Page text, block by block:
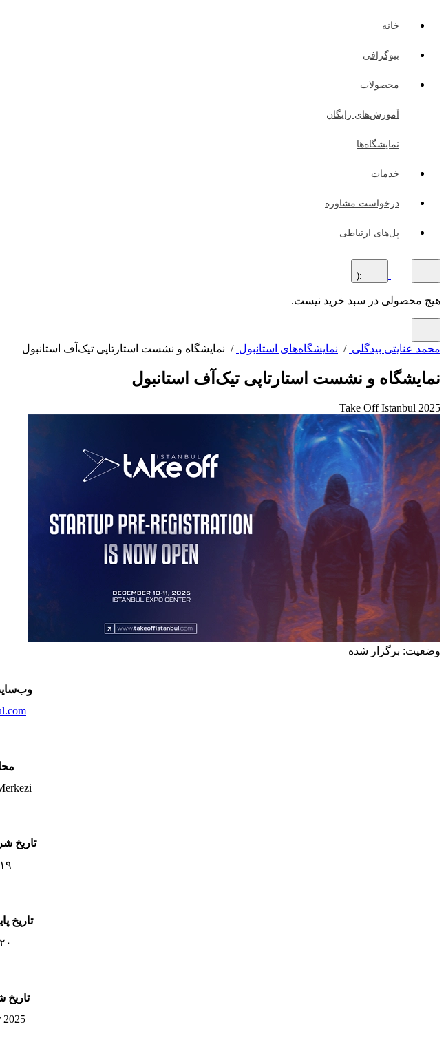
خانه
بیوگرافی
محصولات
آموزش‌های رایگان
نمایشگاه‌ها
خدمات
درخواست مشاوره
پل‌های ارتباطی
:(
هیچ محصولی در سبد خرید نیست.
محمد عنایتی بیدگلی / نمایشگاه‌های استانبول / نمایشگاه و نشست استارتاپی تیک‌آف استانبول
نمایشگاه و نشست استارتاپی تیک‌آف استانبول
Take Off Istanbul 2025
وضعیت: برگزار شده
تاریخ
۱۹ آذر ۱۴۰۴
تاریخ
۲۰ آذر ۱۴۰۴
تاریخ
2025